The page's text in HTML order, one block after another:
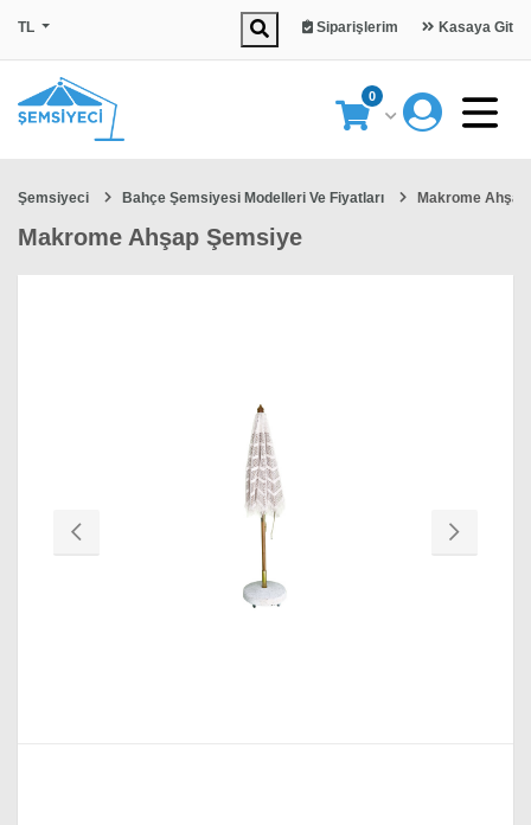
TL Siparişlerim Kasaya Git
0
Şemsiyeci Bahçe Şemsiyesi Modelleri Ve Fiyatları Makrome
Makrome Ahşap Şemsiye